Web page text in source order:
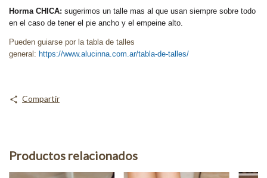
Horma CHICA: sugerimos un talle mas al que usan siempre sobre todo
en el caso de tener el pie ancho y el empeine alto.
Pueden guiarse por la tabla de talles
general: https://www.alucinna.com.ar/tabla-de-talles/
Compartir
Productos relacionados